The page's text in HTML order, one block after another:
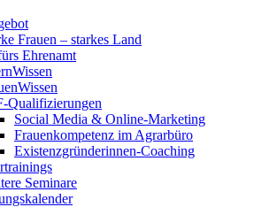
Frauen – starkes Land
Ehrenamt
Qualifizierungen
Social Media & Online-Marketing
Frauenkompetenz im Agrarbüro
Existenzgründerinnen-Coaching
Seminare